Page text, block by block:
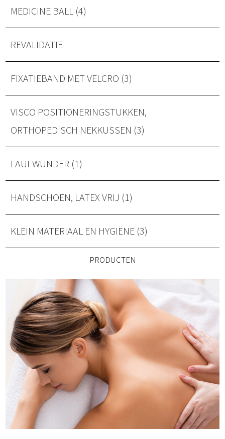
MEDICINE BALL (4)
REVALIDATIE
FIXATIEBAND MET VELCRO (3)
VISCO POSITIONERINGSTUKKEN,
ORTHOPEDISCH NEKKUSSEN (3)
LAUFWUNDER (1)
HANDSCHOEN, LATEX VRIJ (1)
KLEIN MATERIAAL EN HYGIËNE (3)
PRODUCTEN